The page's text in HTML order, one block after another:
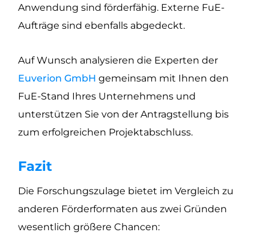
Anwendung sind förderfähig. Externe FuE-
Aufträge sind ebenfalls abgedeckt.
Auf Wunsch analysieren die Experten der
Euverion GmbH gemeinsam mit Ihnen den
FuE-Stand Ihres Unternehmens und
unterstützen Sie von der Antragstellung bis
zum erfolgreichen Projektabschluss.
Fazit
Die Forschungszulage bietet im Vergleich zu
anderen Förderformaten aus zwei Gründen
wesentlich größere Chancen: